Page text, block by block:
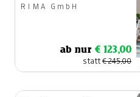
RIMA GmbH
ab nur € 123,00
statt€ 245,00